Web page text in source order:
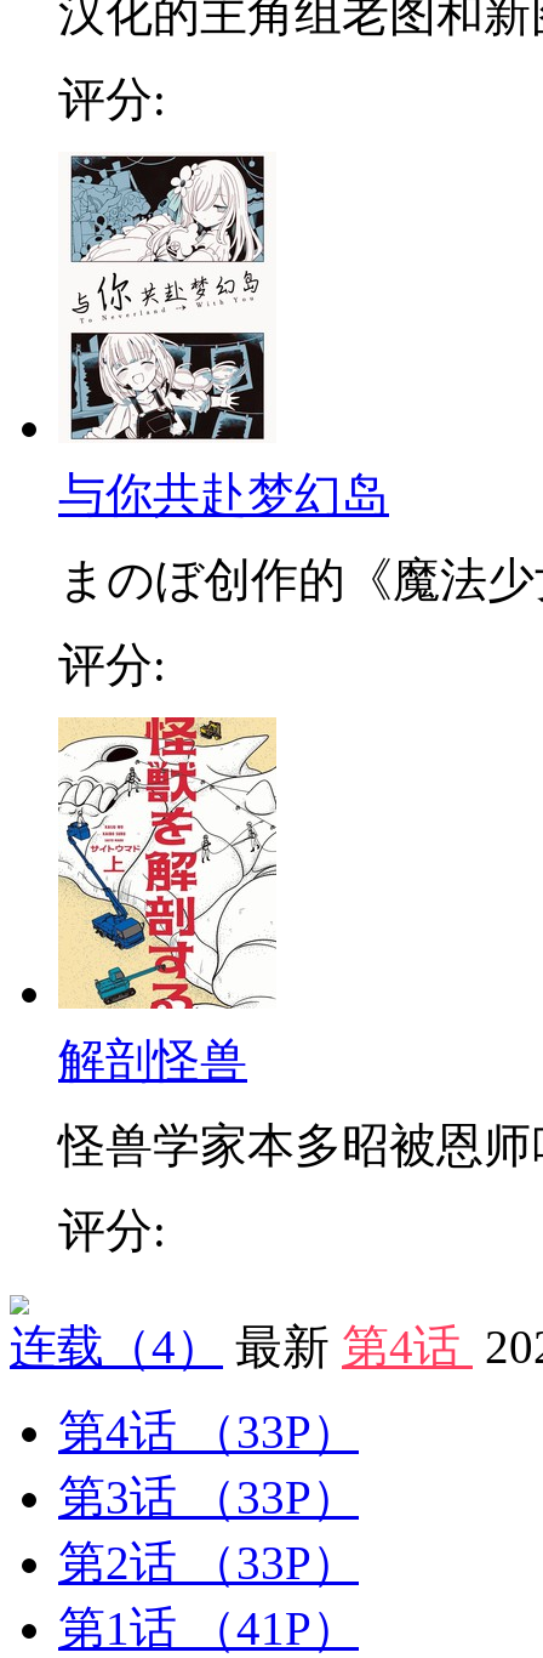
汉化的主角组老图和新
评分:
与你共赴梦幻岛
まのぼ创作的《魔法
评分:
解剖怪兽
怪兽学家本多昭被恩师
评分:
连载 （4） 最新 第4话
第4话
（33P）
第3话
（33P）
第2话
（33P）
第1话
（41P）